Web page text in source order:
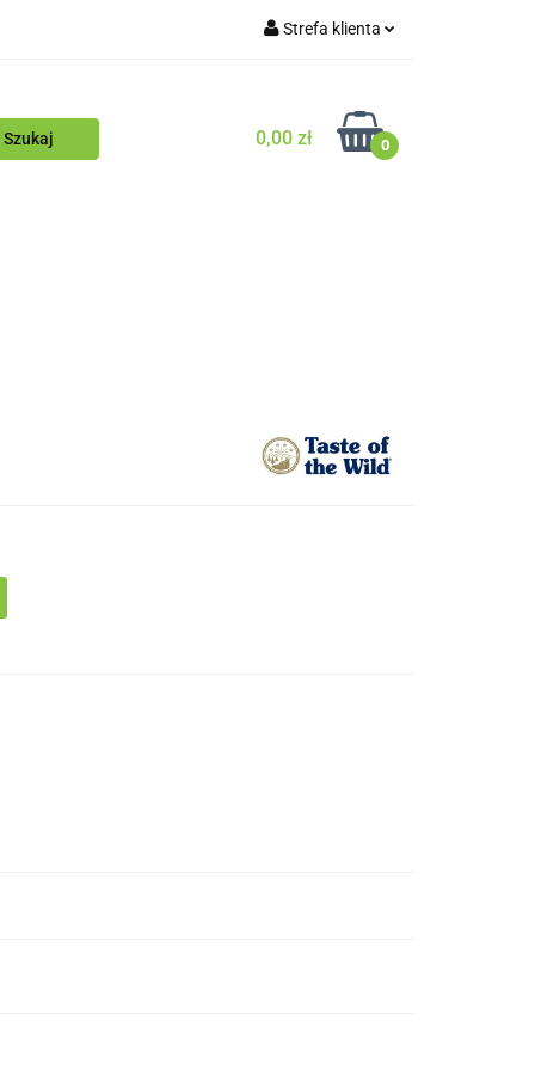
Strefa klienta
Zarejestruj się
Dodaj zgłoszenie
0,00 zł 0